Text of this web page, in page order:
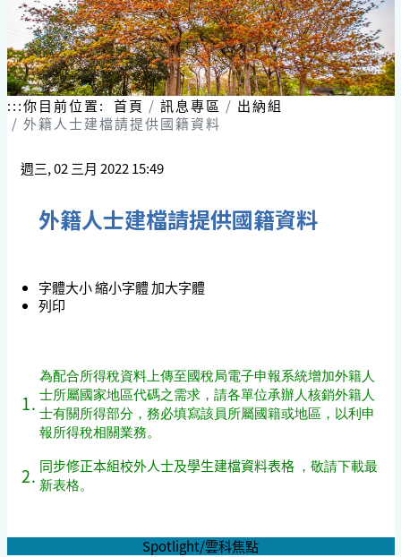
:::你目前位置: 首頁 訊息專區
出納組
外籍人士建檔請提供國籍資料
週三, 02 三月 2022 15:49
外籍人士建檔請提供國籍資料
字體大小縮小字體加大字體
列印
1.
為配合所得稅資料上傳至國稅局電子申報系統增加外籍人
士所屬國家地區代碼之需求，請各單位承辦人核銷外籍人
士有關所得部分，務必填寫該員所屬國籍或地區，以利申
報所得稅相關業務。
2. 同步修正本組校外人士及學生建檔資料表格 ，敬請下載最
新表格。
Spotlight/雲科焦點